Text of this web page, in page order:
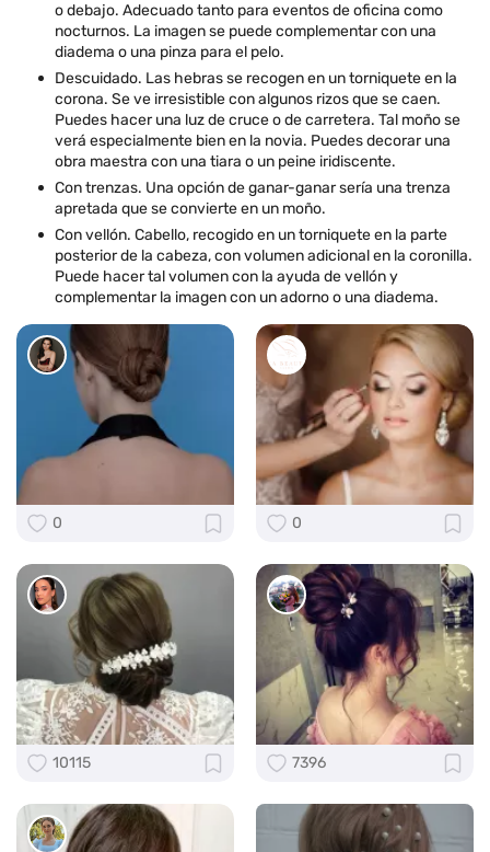
o debajo. Adecuado tanto para eventos de oficina como
nocturnos. La imagen se puede complementar con una
diadema o una pinza para el pelo.
Descuidado. Las hebras se recogen en un torniquete en la
corona. Se ve irresistible con algunos rizos que se caen.
Puedes hacer una luz de cruce o de carretera. Tal moño se
verá especialmente bien en la novia. Puedes decorar una
obra maestra con una tiara o un peine iridiscente.
Con trenzas. Una opción de ganar-ganar sería una trenza
apretada que se convierte en un moño.
Con vellón. Cabello, recogido en un torniquete en la parte
posterior de la cabeza, con volumen adicional en la coronilla.
Puede hacer tal volumen con la ayuda de vellón y
complementar la imagen con un adorno o una diadema.
0 0
10115 7396